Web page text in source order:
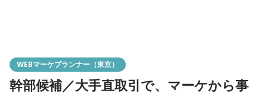
WEBマーケプランナー（東京）
幹部候補／大手直取引で、マーケから事